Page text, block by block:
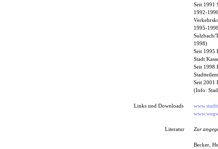
Seit 1991
1992-
1995-
Sulzbach/
1998)
Seit 1995
Stadt
Seit 1998
Seit 2001
(Info:
Links und Downloads
Literatur Zur
Becker,